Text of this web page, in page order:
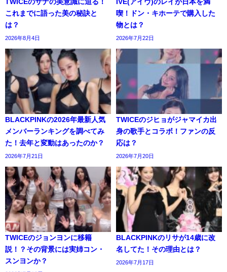
これまでに語った美の秘訣と
は？
2026年8月4日
喫！ドン・キホーテで購入した
物とは？
2026年7月22日
BLACKPINKの2026年最新人気
メンバーランキングを調べてみ
た！去年と変動はあったのか？
2026年7月21日
TWICEのジヒョがジャマイカ出
身の歌手とコラボ！ファンの反
応は？
2026年7月20日
TWICEのジョンヨンに移籍
説！？その背景には実姉コン・
スンヨンか？
BLACKPINKのリサが14歳に改
名してた！その理由とは？
2026年7月17日